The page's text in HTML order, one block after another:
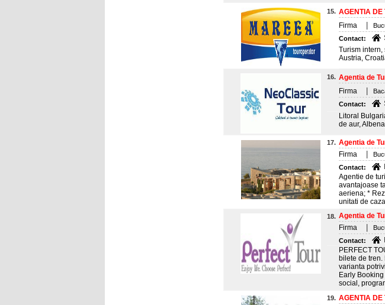
15. AGENTIA DE
Firma
Contact:
Turism
Austria,
16. Agentia de
Firma
Contact:
Litoral
de aur,
17. Agentia de
Firma
Contact:
Agentie de
avantajoase
aeriena; *
unitati de
18. Agentia de
Firma
Contact:
PERFECT
bilete de
varianta
Early
social,
19. AGENTIA DE